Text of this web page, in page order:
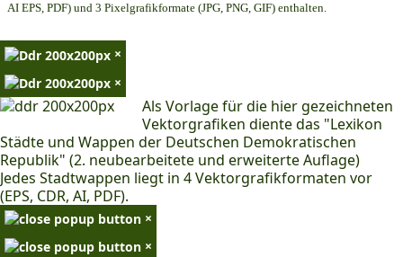
AI EPS, PDF) und 3 Pixelgrafikformate (JPG, PNG, GIF) enthalten.
×
×
Als Vorlage für die hier gezeichneten
Vektorgrafiken diente das "Lexikon
Städte und Wappen der Deutschen Demokratischen
Republik" (2. neubearbeitete und erweiterte Auflage)
Jedes Stadtwappen liegt in 4 Vektorgrafikformaten vor
(EPS, CDR, AI, PDF).
×
×